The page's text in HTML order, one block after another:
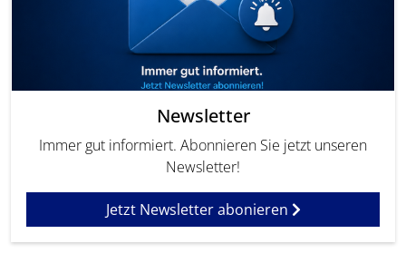
Newsletter
Immer gut informiert. Abonnieren Sie jetzt unseren
Newsletter!
Jetzt Newsletter abonieren